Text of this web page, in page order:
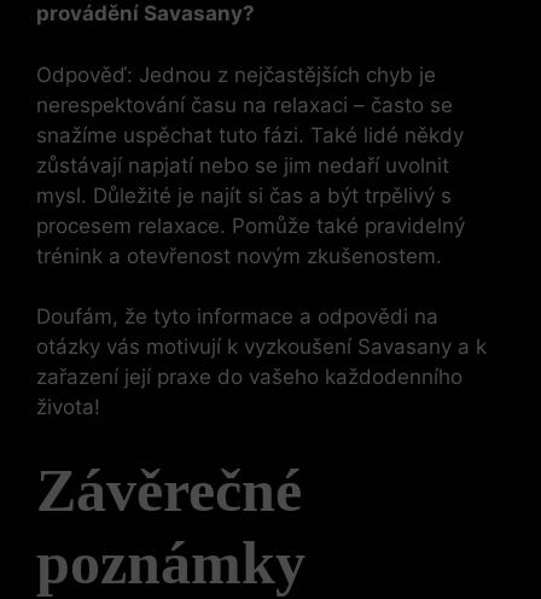
provádění Savasany?
Odpověď: Jednou z nejčastějších chyb je
nerespektování času na relaxaci – často se
snažíme uspěchat tuto fázi. Také lidé někdy
zůstávají napjatí nebo se jim nedaří uvolnit
mysl. Důležité je najít si čas a být trpělivý s
procesem relaxace. Pomůže také pravidelný
trénink a otevřenost novým zkušenostem.
Doufám, že tyto informace a odpovědi na
otázky vás motivují k vyzkoušení Savasany a k
zařazení její praxe do vašeho každodenního
života!
Závěrečné
poznámky